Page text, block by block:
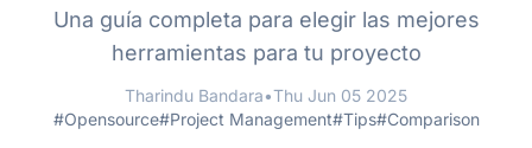
Una guía completa para elegir las mejores
herramientas para tu proyecto
Tharindu Bandara•Thu Jun 05 2025
#Opensource#Project Management#Tips#Comparison